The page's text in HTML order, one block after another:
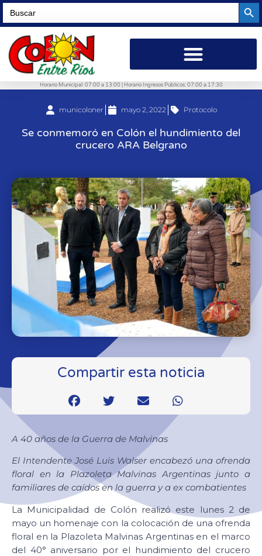
Search
for:
Horario Municipal: 07:00 a 13:00 | Horario Ingresos Públicos: 07:00 a 17:30
municoloner mayo 2, 2022 Protocolo
Se conmemoró en Colón el hundimiento del
crucero ARA Belgrano
Compartir esta noticia
A 40 años de la Guerra de Malvinas
El Intendente José Luis Walser encabezó una ofrenda
floral en la Plazoleta Malvinas Argentinas junto a
familiares de caídos en la guerra y a ex combatientes
La Municipalidad de Colón realizó este lunes 2 de
mayo un homenaje con la colocación de una ofrenda
floral en la Plazoleta Malvinas Argentinas en el marco
del 40° aniversario por el hundimiento del crucero